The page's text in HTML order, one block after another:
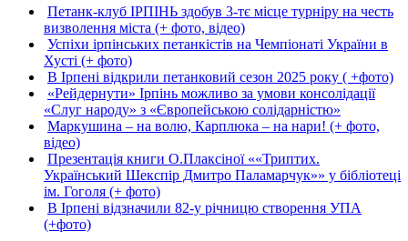
Петанк-клуб ІРПІНЬ здобув 3-тє місце турніру на честь
визволення міста (+ фото, відео)
Успіхи ірпінських петанкістів на Чемпіонаті України в
Хусті (+ фото)
В Ірпені відкрили петанковий сезон 2025 року ( +фото)
«Рейдернути» Ірпінь можливо за умови консолідації
«Слуг народу» з «Європейською солідарністю»
Маркушина – на волю, Карплюка – на нари! (+ фото,
відео)
Презентація книги О.Плаксіної ««Триптих.
Український Шекспір Дмитро Паламарчук»» у бібліотеці
ім. Гоголя (+ фото)
В Ірпені відзначили 82-у річницю створення УПА
(+фото)